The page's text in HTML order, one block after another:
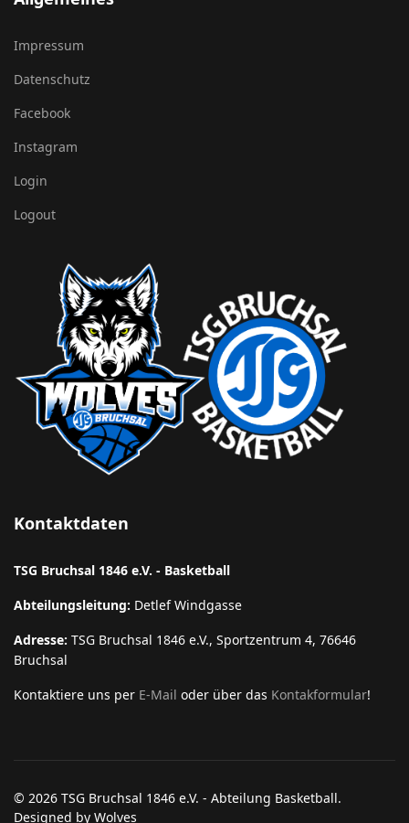
Impressum
Datenschutz
Facebook
Instagram
Login
Logout
Kontaktdaten
TSG Bruchsal 1846 e.V. - Basketball
Abteilungsleitung: Detlef Windgasse
Adresse: TSG Bruchsal 1846 e.V., Sportzentrum 4, 76646
Bruchsal
Kontaktiere uns per E-Mail oder über das Kontakformular!
© 2026 TSG Bruchsal 1846 e.V. - Abteilung Basketball.
Designed by Wolves